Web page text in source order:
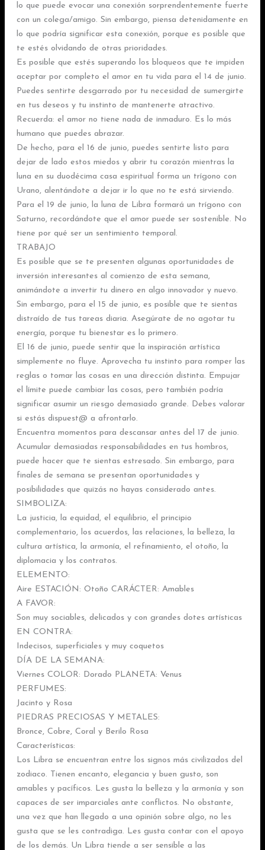
lo que puede evocar una conexión sorprendentemente fuerte
con un colega/amigo. Sin embargo, piensa detenidamente en
lo que podría significar esta conexión, porque es posible que
te estés olvidando de otras prioridades.
Es posible que estés superando los bloqueos que te impiden
aceptar por completo el amor en tu vida para el 14 de junio.
Puedes sentirte desgarrado por tu necesidad de sumergirte
en tus deseos y tu instinto de mantenerte atractivo.
Recuerda: el amor no tiene nada de inmaduro. Es lo más
humano que puedes abrazar.
De hecho, para el 16 de junio, puedes sentirte listo para
dejar de lado estos miedos y abrir tu corazón mientras la
luna en su duodécima casa espiritual forma un trígono con
Urano, alentándote a dejar ir lo que no te está sirviendo.
Para el 19 de junio, la luna de Libra formará un trígono con
Saturno, recordándote que el amor puede ser sostenible. No
tiene por qué ser un sentimiento temporal.
TRABAJO
Es posible que se te presenten algunas oportunidades de
inversión interesantes al comienzo de esta semana,
animándote a invertir tu dinero en algo innovador y nuevo.
Sin embargo, para el 15 de junio, es posible que te sientas
distraído de tus tareas diaria. Asegúrate de no agotar tu
energía, porque tu bienestar es lo primero.
El 16 de junio, puede sentir que la inspiración artística
simplemente no fluye. Aprovecha tu instinto para romper las
reglas o tomar las cosas en una dirección distinta. Empujar
el límite puede cambiar las cosas, pero también podría
significar asumir un riesgo demasiado grande. Debes valorar
si estás dispuest@ a afrontarlo.
Encuentra momentos para descansar antes del 17 de junio.
Acumular demasiadas responsabilidades en tus hombros,
puede hacer que te sientas estresado. Sin embargo, para
finales de semana se presentan oportunidades y
posibilidades que quizás no hayas considerado antes.
SIMBOLIZA:
La justicia, la equidad, el equilibrio, el principio
complementario, los acuerdos, las relaciones, la belleza, la
cultura artística, la armonía, el refinamiento, el otoño, la
diplomacia y los contratos.
ELEMENTO:
Aire ESTACIÓN: Otoño CARÁCTER: Amables
A FAVOR:
Son muy sociables, delicados y con grandes dotes artísticas
EN CONTRA:
Indecisos, superficiales y muy coquetos
DÍA DE LA SEMANA:
Viernes COLOR: Dorado PLANETA: Venus
PERFUMES:
Jacinto y Rosa
PIEDRAS PRECIOSAS Y METALES:
Bronce, Cobre, Coral y Berilo Rosa
Características:
Los Libra se encuentran entre los signos más civilizados del
zodiaco. Tienen encanto, elegancia y buen gusto, son
amables y pacíficos. Les gusta la belleza y la armonía y son
capaces de ser imparciales ante conflictos. No obstante,
una vez que han llegado a una opinión sobre algo, no les
gusta que se les contradiga. Les gusta contar con el apoyo
de los demás. Un Libra tiende a ser sensible a las